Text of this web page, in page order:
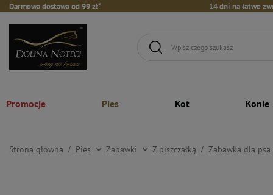
Darmowa dostawa od 99 zł* 14 dni na łatwe
Promocje Pies Kot Konie
Strona główna Pies Zabawki Z piszczałką Zabawka dla